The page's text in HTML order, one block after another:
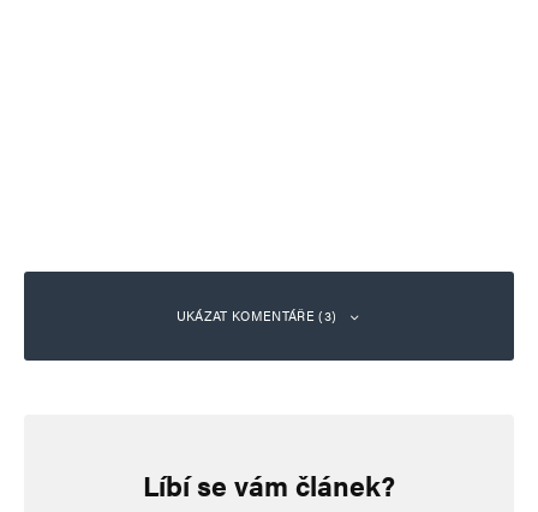
UKÁZAT KOMENTÁŘE (3)
27. 3. 2026 (16:40)
Líbí se vám článek?